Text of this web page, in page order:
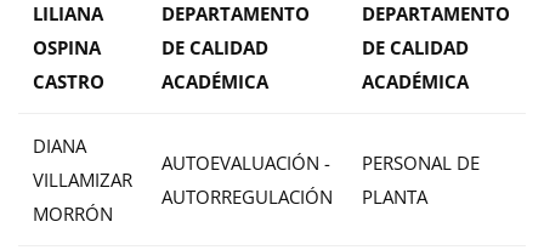
LILIANA
OSPINA
CASTRO
DEPARTAMENTO
DE CALIDAD
ACADÉMICA
DEPARTAMENTO
DE CALIDAD
ACADÉMICA
DIANA
VILLAMIZAR
MORRÓN
AUTOEVALUACIÓN -
AUTORREGULACIÓN
PERSONAL DE
PLANTA